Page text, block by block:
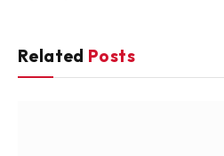
Related Posts